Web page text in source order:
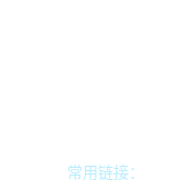
常用链接：